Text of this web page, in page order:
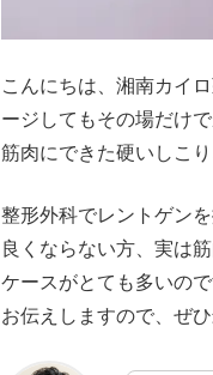
こんにちは、湘南カイ
ージしてもその場だけ
筋肉にできた硬いしこ
整形外科でレントゲン
良くならない方、実は
ケースがとても多いの
お伝えしますので、ぜ